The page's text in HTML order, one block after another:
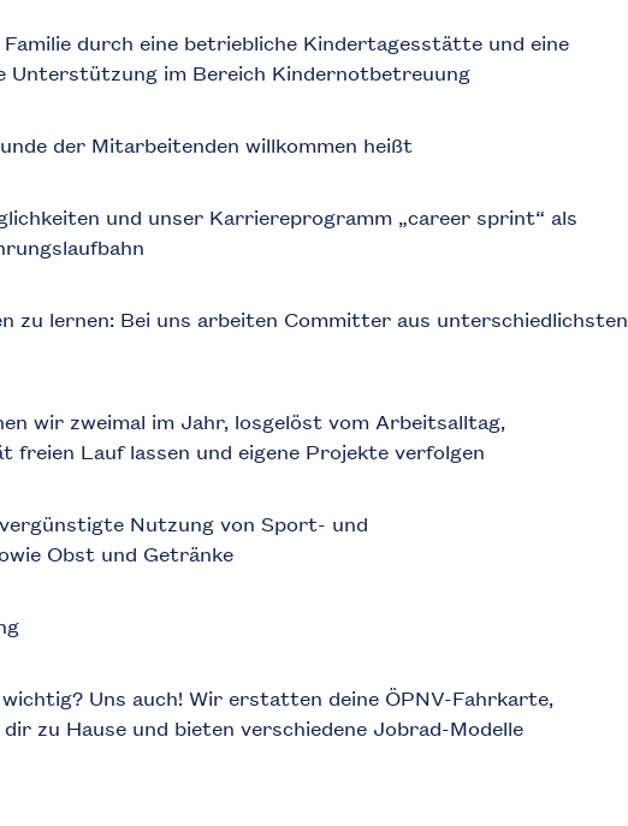
durch eine betriebliche Kindertagesstätte und eine
Unterstützung im Bereich Kindernotbetreuung
der Mitarbeitenden willkommen heißt
und unser Karriereprogramm „career sprint“ als
zu lernen: Bei uns arbeiten Committer aus unterschiedlichsten
wir zweimal im Jahr, losgelöst vom Arbeitsalltag,
Lauf lassen und eigene Projekte verfolgen
Nutzung von Sport- und
Obst und Getränke
Uns auch! Wir erstatten deine ÖPNV-Fahrkarte,
zu Hause und bieten verschiedene Jobrad-Modelle